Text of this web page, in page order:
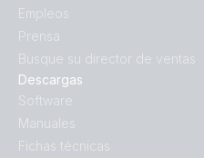
Descargas
Software
Manuales
Fichas técnicas
Empleos
Prensa
Busque su director de ventas